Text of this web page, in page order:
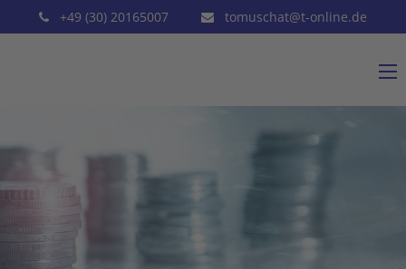
+49 (30) 20165007 tomuschat@t-online.de